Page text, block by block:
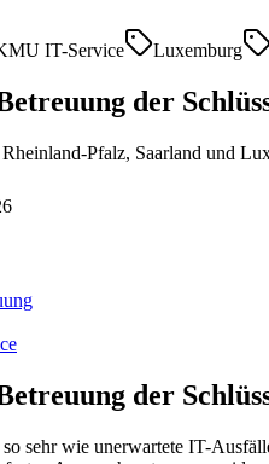
IT-Service Luxemburg
der
Pfalz, Saarland und
der
sehr wie unerwartete IT-